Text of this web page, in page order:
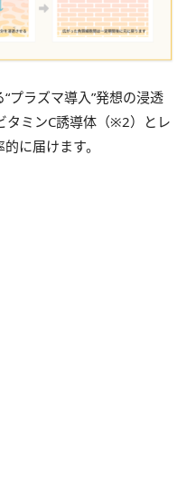
プラズマ導入”発想の浸透
タミンC誘導体（※2）とレ
に届けます。